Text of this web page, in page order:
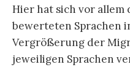
Hier hat sich vor allem
bewerteten Sprachen
Vergrößerung der
jeweiligen Sprachen